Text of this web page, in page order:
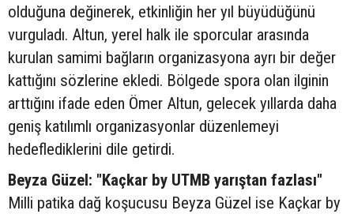
olduğuna değinerek, etkinliğin her yıl büyüdüğünü
vurguladı. Altun, yerel halk ile sporcular arasında
kurulan samimi bağların organizasyona ayrı bir değer
kattığını sözlerine ekledi. Bölgede spora olan ilginin
arttığını ifade eden Ömer Altun, gelecek yıllarda daha
geniş katılımlı organizasyonlar düzenlemeyi
hedeflediklerini dile getirdi.
Beyza Güzel: "Kaçkar by UTMB yarıştan fazlası"
Milli patika dağ koşucusu Beyza Güzel ise Kaçkar by